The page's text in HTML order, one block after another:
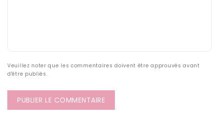
Veuillez noter que les commentaires doivent être approuvés avant
d'être publiés.